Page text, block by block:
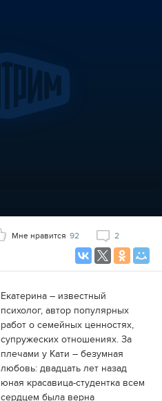
Мне нравится 92 2
Екатерина – известный
психолог, автор популярных
работ о семейных ценностях,
супружеских отношениях. За
плечами у Кати – безумная
любовь: двадцать лет назад
юная красавица-студентка всем
сердцем была верна